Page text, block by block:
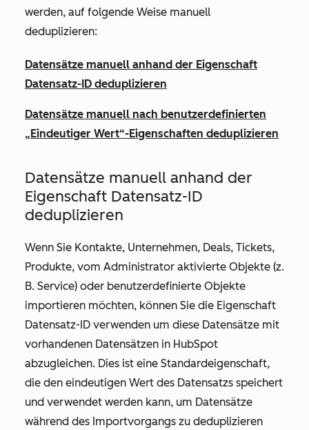
werden, auf folgende Weise manuell
deduplizieren:
Datensätze manuell anhand der Eigenschaft
Datensatz-ID deduplizieren
Datensätze manuell nach benutzerdefinierten
„Eindeutiger Wert“-Eigenschaften deduplizieren
Datensätze manuell anhand der
Eigenschaft Datensatz-ID
deduplizieren
Wenn Sie Kontakte, Unternehmen, Deals, Tickets,
Produkte, vom Administrator aktivierte Objekte (z.
B. Service) oder benutzerdefinierte Objekte
importieren möchten, können Sie die Eigenschaft
Datensatz-ID verwenden um diese Datensätze mit
vorhandenen Datensätzen in HubSpot
abzugleichen. Dies ist eine Standardeigenschaft,
die den eindeutigen Wert des Datensatzs speichert
und verwendet werden kann, um Datensätze
während des Importvorgangs zu deduplizieren